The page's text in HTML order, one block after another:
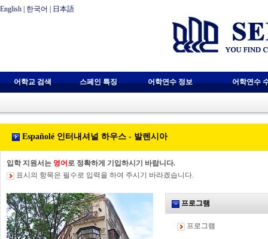
English 한국어 日本語
어학교 검색 스페인 특징 어학연수 정보 어학연수
Españolé 인터내셔널 하우스 - 발렌시아
입학 지원서는 영어 로 정확하게 기입하시기 바랍니다.
표시의 항목은 필수로 입력을 하여 주시기 바라겠습니다.
프로그램
프로그램